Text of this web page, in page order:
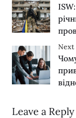
Next
Leave a Reply